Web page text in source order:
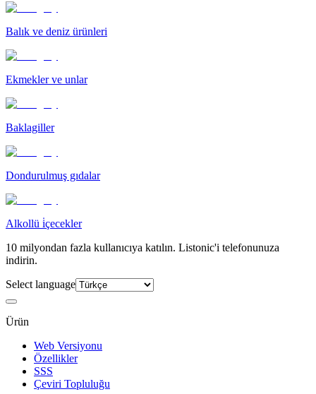
Balık ve deniz ürünleri
Ekmekler ve unlar
Baklagiller
Dondurulmuş gıdalar
Alkollü i̇çecekler
10 milyondan fazla kullanıcıya katılın. Listonic'i telefonunuza
indirin.
Select language
Ürün
Web Versiyonu
Özellikler
SSS
Çeviri Topluluğu